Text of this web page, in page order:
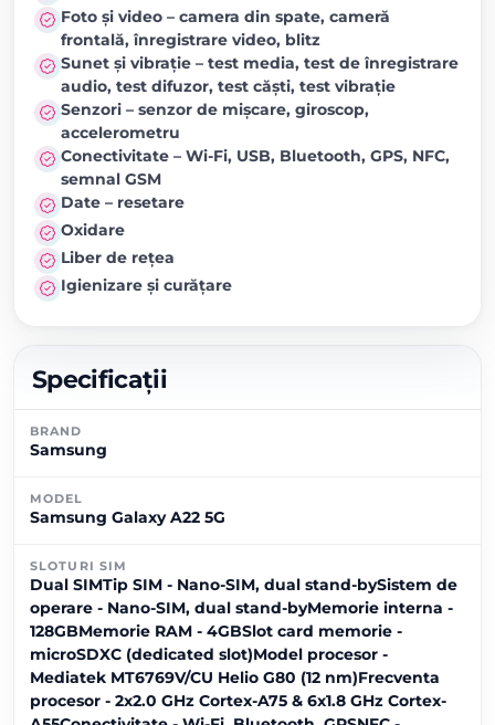
Foto și video – camera din spate, cameră
frontală, înregistrare video, blitz
Sunet și vibrație – test media, test de înregistrare
audio, test difuzor, test căști, test vibrație
Senzori – senzor de mișcare, giroscop,
accelerometru
Conectivitate – Wi-Fi, USB, Bluetooth, GPS, NFC,
semnal GSM
Date – resetare
Oxidare
Liber de rețea
Igienizare și curățare
Specificații
BRAND
Samsung
MODEL
Samsung Galaxy A22 5G
SLOTURI SIM
Dual SIMTip SIM - Nano-SIM, dual stand-bySistem de
operare - Nano-SIM, dual stand-byMemorie interna -
128GBMemorie RAM - 4GBSlot card memorie -
microSDXC (dedicated slot)Model procesor -
Mediatek MT6769V/CU Helio G80 (12 nm)Frecventa
procesor - 2x2.0 GHz Cortex-A75 & 6x1.8 GHz Cortex-